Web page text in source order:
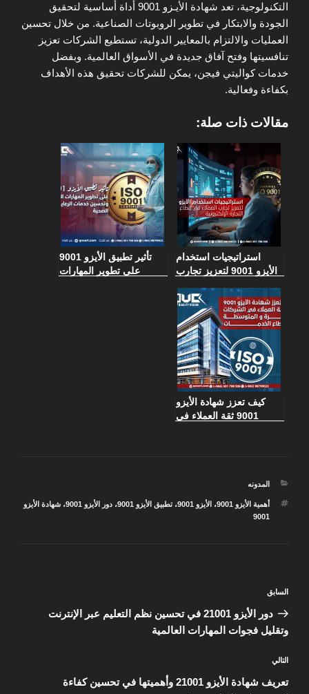
التكنولوجية، تعد شهادة الأيـزو 9001 أداة أساسية لتحقيق
الجودة والابتكار في تطوير الروبوتات الصناعية. من خلال تحسين
العمليات والالتزام بالمعايير الدولية، تستطيع الشركات تعزيز
تنافسيتها وفتح آفاق جديدة في الأسواق العالمية. وبفضل
خدمات كواليتي فيجن، يمكن للشركات تحقيق هذه الأهداف
بكفاءة وفعالية.
مقالات ذات صلة:
استراتيجيات استخدام
الأيزو 9001 لتعزيز تجارب
الإلكترونية
تأثير تطبيق الأيزو 9001
على تطوير المهارات
كيف تعزز شهادة الأيزو
9001 ثقة العملاء في
التصنيفات
المدونه
الوسوم
أهمية الأيزو 9001 ، الأيزو 9001 ،تطبيق الأيزو 9001 ،دور الأيزو 9001 ،شهادة الأيزو
9001
المقالات
المقالة
السابقة
السابق
دور الأيزو 21001 في تحسين نظم التعليم عبر الإنترنت
وتقليل فجوات المهارات العالمية
المقالة
التالية
التالي
تعريف شهادة الأيزو 21001 وأهميتها في تحسين كفاءة